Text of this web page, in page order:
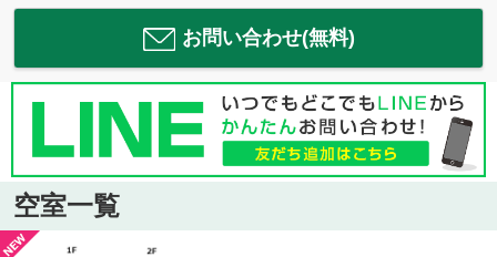
お問い合わせ(無料)
空室一覧